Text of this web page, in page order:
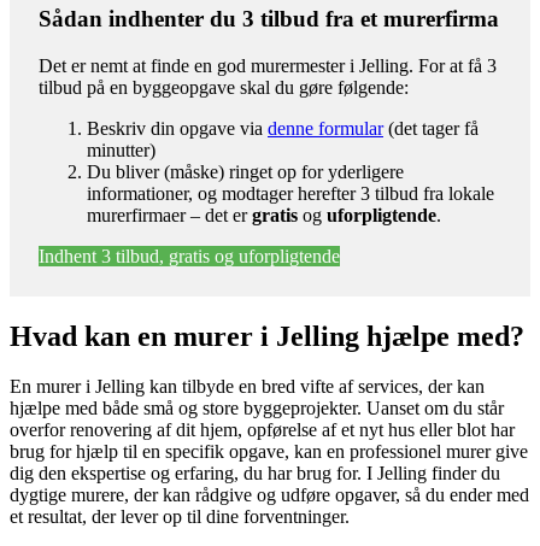
Sådan indhenter du 3 tilbud fra et murerfirma
Det er nemt at finde en god murermester i Jelling. For at få 3
tilbud på en byggeopgave skal du gøre følgende:
Beskriv din opgave via denne formular(det tager få
minutter)
Du bliver (måske) ringet op for yderligere
informationer, og modtager herefter 3 tilbud fra lokale
murerfirmaer – det ergratis og uforpligtende.
Indhent 3 tilbud, gratis og uforpligtende
Hvad kan en murer i Jelling hjælpe med?
En murer i Jelling kan tilbyde en bred vifte af services, der kan
hjælpe med både små og store byggeprojekter. Uanset om du står
overfor renovering af dit hjem, opførelse af et nyt hus eller blot har
brug for hjælp til en specifik opgave, kan en professionel murer give
dig den ekspertise og erfaring, du har brug for. I Jelling finder du
dygtige murere, der kan rådgive og udføre opgaver, så du ender med
et resultat, der lever op til dine forventninger.